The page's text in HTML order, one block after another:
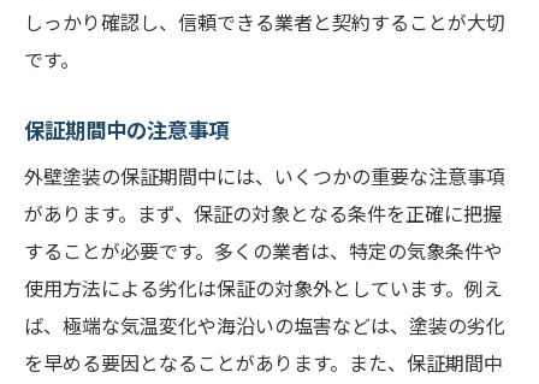
しっかり確認し、信頼できる業者と契約することが大切
です。
保証期間中の注意事項
外壁塗装の保証期間中には、いくつかの重要な注意事項
があります。まず、保証の対象となる条件を正確に把握
することが必要です。多くの業者は、特定の気象条件や
使用方法による劣化は保証の対象外としています。例え
ば、極端な気温変化や海沿いの塩害などは、塗装の劣化
を早める要因となることがあります。また、保証期間中